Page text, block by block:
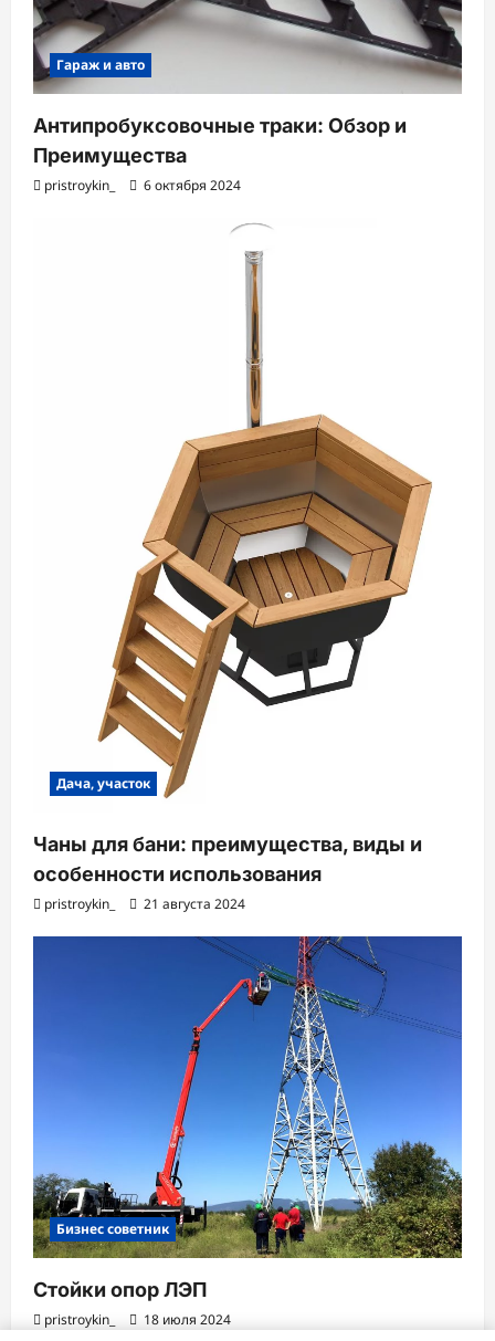
Гараж и авто
Антипробуксовочные траки: Обзор и
Преимущества
pristroykin_ 6 октября 2024
Дача, участок
Чаны для бани: преимущества, виды и
особенности использования
pristroykin_ 21 августа 2024
Бизнес советник
Стойки опор ЛЭП
pristroykin_ 18 июля 2024